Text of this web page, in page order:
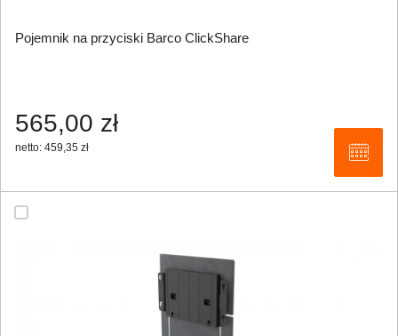
Pojemnik na przyciski Barco ClickShare
565,00 zł
netto: 459,35 zł